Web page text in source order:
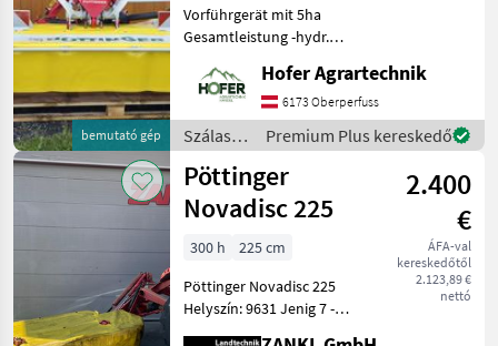
bemutató gép
Vorführgerät mit 5ha
Gesamtleistung -hydr.
mit Warntafeln -
Gelenkwelle mit Überlast
und Freilauf -
Entlastungsfedern 2x -
Ersatzkl
Hofer Agrartechnik
6173 Oberperfuss
Szálastakarmány
betakarítók
/
Pöttinger
Premium Plus kereskedő
Pöttinger
Novadisc 225
2.400
€
ÁFA-val
kereskedőtől
2.123,89 €
nettó
300 h
225 cm
Pöttinger Novadisc 225
Helyszín: 9631 Jenig 7 -